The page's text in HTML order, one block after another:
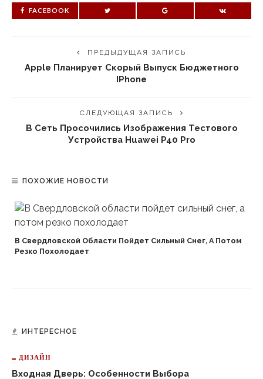
FACEBOOK
ПРЕДЫДУЩАЯ ЗАПИСЬ
Apple Планирует Скорый Выпуск Бюджетного
IPhone
СЛЕДУЮЩАЯ ЗАПИСЬ
В Сеть Просочились Изображения Тестового
Устройства Huawei P40 Pro
ПОХОЖИЕ НОВОСТИ
В Свердловской Области Пойдет Сильный Снег, А Потом
Резко Похолодает
ИНТЕРЕСНОЕ
ДИЗАЙН
Входная Дверь: Особенности Выбора